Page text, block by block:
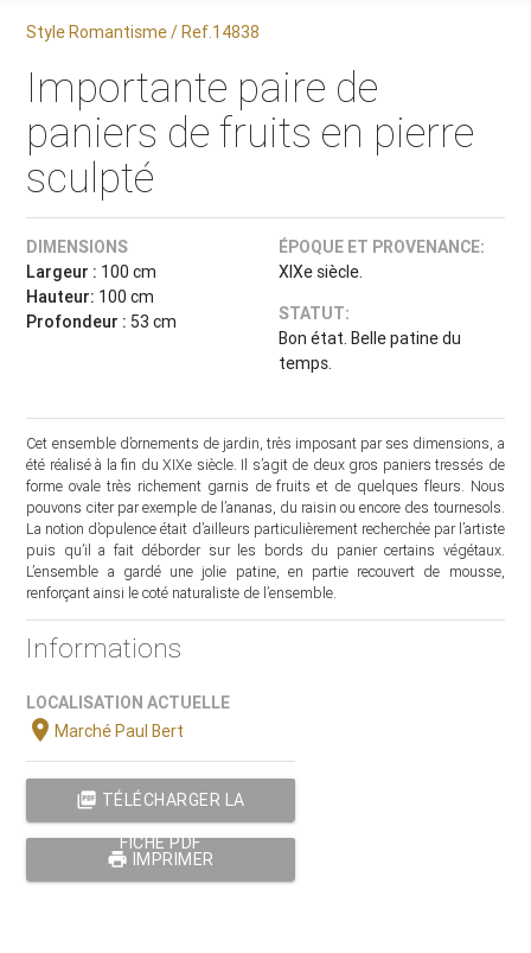
Style Romantisme / Ref.14838
Importante paire de
paniers de fruits en pierre
sculpté
DIMENSIONS
Largeur : 100 cm
Hauteur: 100 cm
Profondeur : 53 cm
ÉPOQUE ET PROVENANCE:
XIXe siècle.
STATUT:
Bon état. Belle patine du
temps.
Cet ensemble d’ornements de jardin, très imposant par ses dimensions, a
été réalisé à la fin du XIXe siècle. Il s’agit de deux gros paniers tressés de
forme ovale très richement garnis de fruits et de quelques fleurs. Nous
pouvons citer par exemple de l’ananas, du raisin ou encore des tournesols.
La notion d’opulence était d’ailleurs particulièrement recherchée par l’artiste
puis qu’il a fait déborder sur les bords du panier certains végétaux.
L’ensemble a gardé une jolie patine, en partie recouvert de mousse,
renforçant ainsi le coté naturaliste de l’ensemble.
Informations
LOCALISATION ACTUELLE
location_onMarché Paul Bert
picture_as_pdf TÉLÉCHARGER LA
FICHE PDF
print IMPRIMER